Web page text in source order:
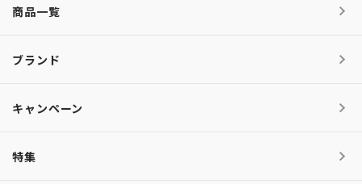
商品一覧
ブランド
キャンペーン
特集